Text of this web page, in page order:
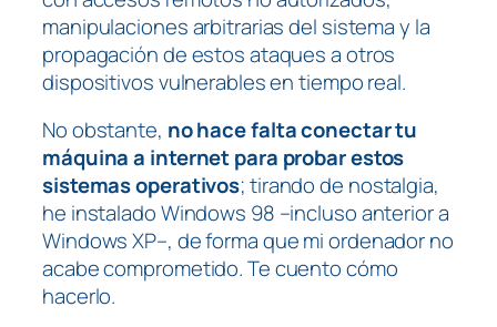
manipulaciones arbitrarias del sistema y la
propagación de estos ataques a otros
dispositivos vulnerables en tiempo real.
No obstante, no hace falta conectar tu
máquina a internet para probar estos
sistemas operativos; tirando de nostalgia,
he instalado Windows 98 –incluso anterior a
Windows XP–, de forma que mi ordenador no
acabe comprometido. Te cuento cómo
hacerlo.